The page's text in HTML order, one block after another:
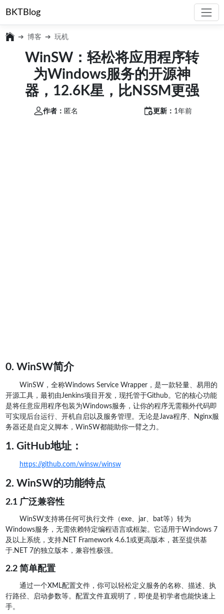
BKTBlog
博客 玩机
WinSW：轻松将应用程序转
为Windows服务的开源神
器，12.6K星，比NSSM更强
作者： 匿名 更新： 1年前
0. WinSW简介
WinSW，全称Windows Service Wrapper，是一款轻量、易用的
开源工具，最初由Jenkins项目开发，现托管于Github。它的核心功能
是将任意应用程序包装为Windows服务，让你的程序无需额外代码即
可实现后台运行、开机自启以及服务管理。无论是Java程序、Nginx服
务器还是自定义脚本，WinSW都能助你一臂之力。
1. GitHub地址：
https://github.com/winsw/winsw
2. WinSW的功能特点
2.1 广泛兼容性
WinSW支持将任何可执行文件（exe、jar、bat等）转为
Windows服务，无需依赖特定编程语言或框架。它适用于Windows 7
及以上系统，支持.NET Framework 4.6.1或更高版本，甚至提供基
于.NET 7的独立版本，兼容性极强。
2.2 简单配置
通过一个XML配置文件，你可以轻松定义服务的名称、描述、执
行路径、启动参数等。配置文件直观明了，即使是初学者也能快速上
手。